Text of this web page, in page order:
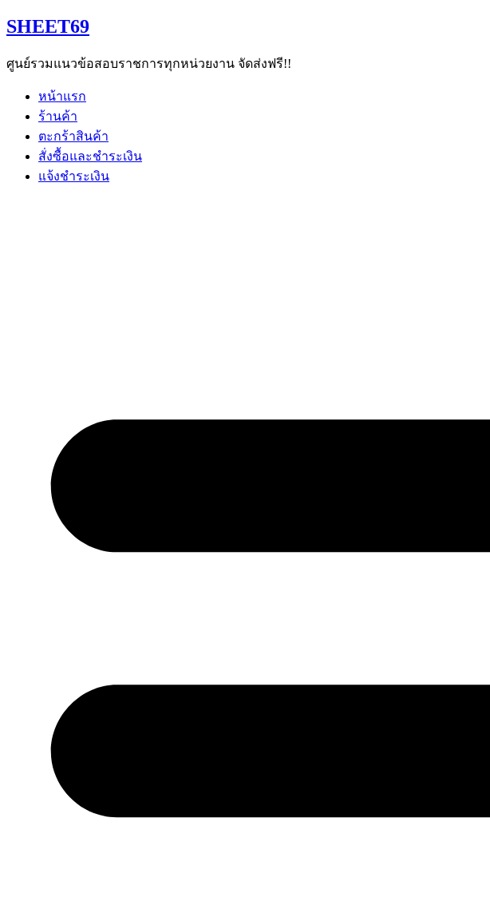
Skip
to
SHEET69
ศูนย์รวมแนวข้อสอบราชการทุกหน่วยงาน จัดส่งฟรี!!
หน้าแรก
ร้านค้า
ตะกร้าสินค้า
สั่งซื้อและชำระเงิน
แจ้งชำระเงิน